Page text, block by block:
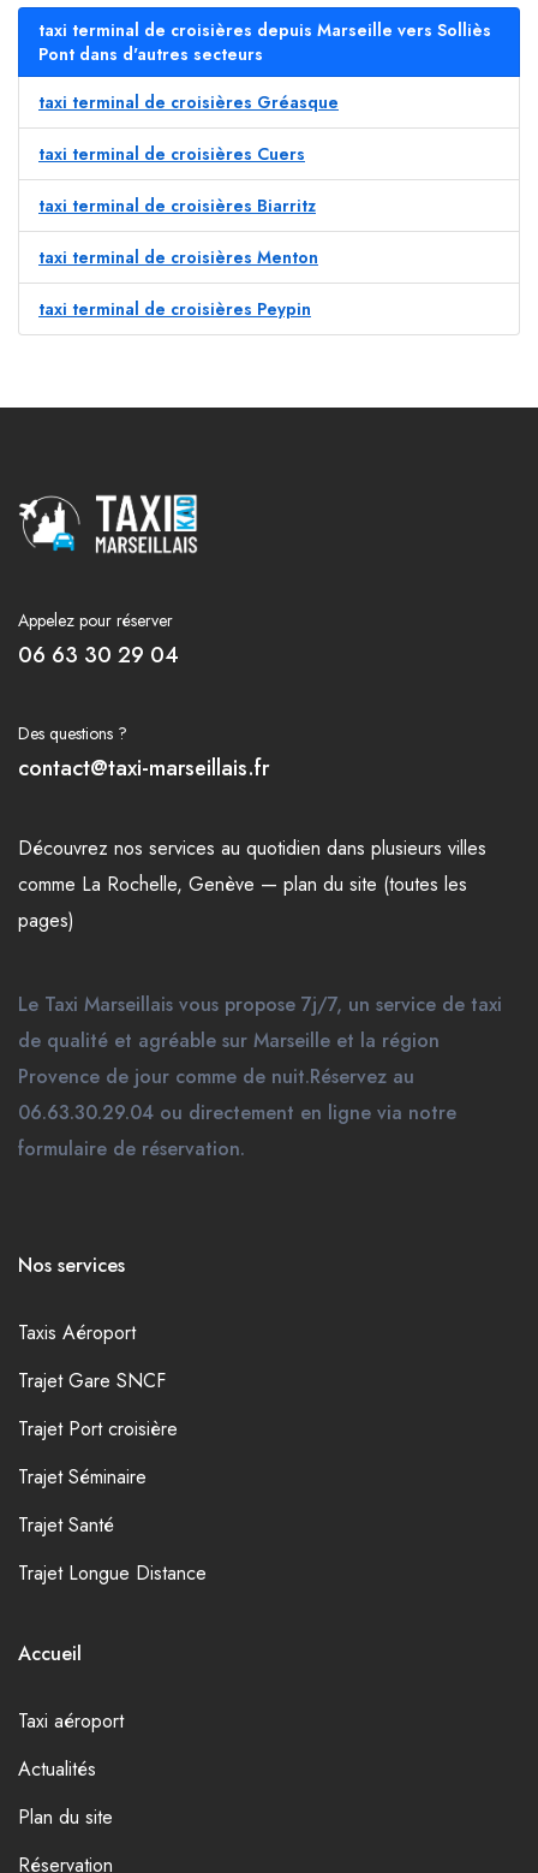
taxi terminal de croisières depuis Marseille vers Solliès
Pont dans d'autres secteurs
taxi terminal de croisières Gréasque
taxi terminal de croisières Cuers
taxi terminal de croisières Biarritz
taxi terminal de croisières Menton
taxi terminal de croisières Peypin
Appelez pour réserver
06 63 30 29 04
Des questions ?
contact@taxi-marseillais.fr
Découvrez nos services au quotidien dans plusieurs villes
comme La Rochelle, Genève — plan du site (toutes les
pages)
Le Taxi Marseillais vous propose 7j/7, un service de taxi
de qualité et agréable sur Marseille et la région
Provence de jour comme de nuit.Réservez au
06.63.30.29.04 ou directement en ligne via notre
formulaire de réservation.
Nos services
Taxis Aéroport
Trajet Gare SNCF
Trajet Port croisière
Trajet Séminaire
Trajet Santé
Trajet Longue Distance
Accueil
Taxi aéroport
Actualités
Plan du site
Réservation